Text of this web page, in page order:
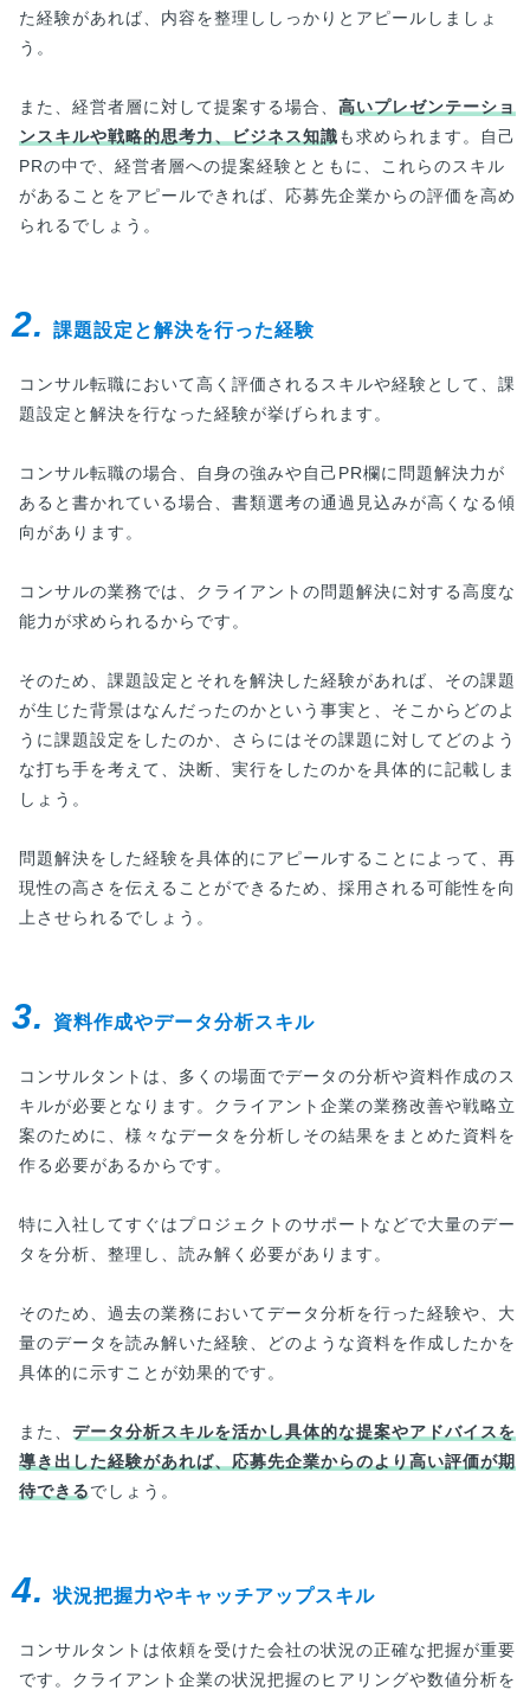
た経験があれば、内容を整理ししっかりとアピールしましょ
う。
また、経営者層に対して提案する場合、 高いプレゼンテーショ
ンスキルや戦略的思考力、ビジネス知識も求められます。自己
PRの中で、経営者層への提案経験とともに、これらのスキル
があることをアピールできれば、応募先企業からの評価を高め
られるでしょう。
2. 課題設定と解決を行った経験
コンサル転職において高く評価されるスキルや経験として、課
題設定と解決を行なった経験が挙げられます。
コンサル転職の場合、自身の強みや自己PR欄に問題解決力が
あると書かれている場合、書類選考の通過見込みが高くなる傾
向があります。
コンサルの業務では、クライアントの問題解決に対する高度な
能力が求められるからです。
そのため、課題設定とそれを解決した経験があれば、その課題
が生じた背景はなんだったのかという事実と、そこからどのよ
うに課題設定をしたのか、さらにはその課題に対してどのよう
な打ち手を考えて、決断、実行をしたのかを具体的に記載しま
しょう。
問題解決をした経験を具体的にアピールすることによって、再
現性の高さを伝えることができるため、採用される可能性を向
上させられるでしょう。
3. 資料作成やデータ分析スキル
コンサルタントは、多くの場面でデータの分析や資料作成のス
キルが必要となります。クライアント企業の業務改善や戦略立
案のために、様々なデータを分析しその結果をまとめた資料を
作る必要があるからです。
特に入社してすぐはプロジェクトのサポートなどで大量のデー
タを分析、整理し、読み解く必要があります。
そのため、過去の業務においてデータ分析を行った経験や、大
量のデータを読み解いた経験、どのような資料を作成したかを
具体的に示すことが効果的です。
また、 データ分析スキルを活かし具体的な提案やアドバイスを
導き出した経験があれば、応募先企業からのより高い評価が期
待できるでしょう。
4. 状況把握力やキャッチアップスキル
コンサルタントは依頼を受けた会社の状況の正確な把握が重要
です。クライアント企業の状況把握のヒアリングや数値分析を